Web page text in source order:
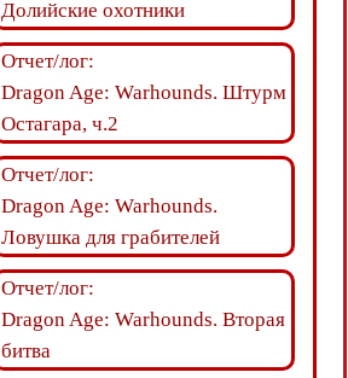
Долийские охотники
Отчет/лог:
Dragon Age: Warhounds. Штурм
Остагара, ч.2
Отчет/лог:
Dragon Age: Warhounds.
Ловушка для грабителей
Отчет/лог:
Dragon Age: Warhounds. Вторая
битва